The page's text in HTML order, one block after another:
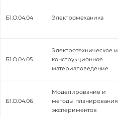
Б1.О.04.04 Электромеханика
Б1.О.04.05
Электротехническое и
конструкционное
материаловедение
Б1.О.04.06
Моделирование и
методы планирования
экспериментов